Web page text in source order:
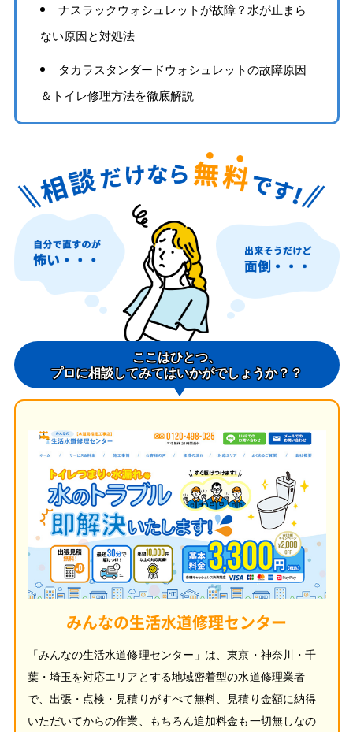
ナスラックウォシュレットが故障？水が止まら
ない原因と対処法
タカラスタンダードウォシュレットの故障原因
＆トイレ修理方法を徹底解説
ここはひとつ、
プロに相談してみてはいかがでしょうか？？
みんなの生活水道修理センター
「みんなの生活水道修理センター」は、東京・神奈川・千
葉・埼玉を対応エリアとする地域密着型の水道修理業者
で、出張・点検・見積りがすべて無料、見積り金額に納得
いただいてからの作業、もちろん追加料金も一切無しなの